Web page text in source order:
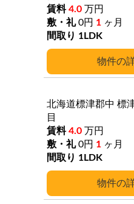
4.0 万円
0円 1 ヶ月
1LDK
北海道標津郡中 標
目
4.0 万円
0円 1 ヶ月
1LDK